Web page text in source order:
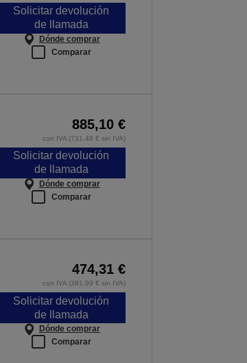
Solicitar devolución
de llamada
Dónde comprar
Comparar
885,10 €
con IVA (731,49 € sin IVA)
Solicitar devolución
de llamada
Dónde comprar
Comparar
474,31 €
con IVA (391,99 € sin IVA)
Solicitar devolución
de llamada
Dónde comprar
Comparar